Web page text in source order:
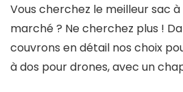
Vous cherchez le meilleur sac
marché ? Ne cherchez plus !
couvrons en détail nos choix
à dos pour drones, avec un